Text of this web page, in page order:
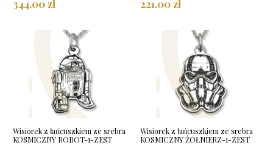
344,00 zł 221,00 zł
Wisiorek z łańcuszkiem ze srebra
KOSMICZNY ROBOT-1-ZEST
Wisiorek z łańcuszkiem ze srebra
KOSMICZNY ŻOŁNIERZ-1-ZEST